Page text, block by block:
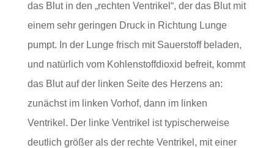
das Blut in den „rechten Ventrikel“, der das Blut mit
einem sehr geringen Druck in Richtung Lunge
pumpt. In der Lunge frisch mit Sauerstoff beladen,
und natürlich vom Kohlenstoffdioxid befreit, kommt
das Blut auf der linken Seite des Herzens an:
zunächst im linken Vorhof, dann im linken
Ventrikel. Der linke Ventrikel ist typischerweise
deutlich größer als der rechte Ventrikel, mit einer